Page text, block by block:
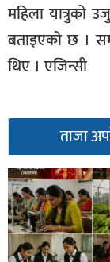
महिला यात्रुको
बताइएको छ ।
थिए । एजिन्सी
ताजा